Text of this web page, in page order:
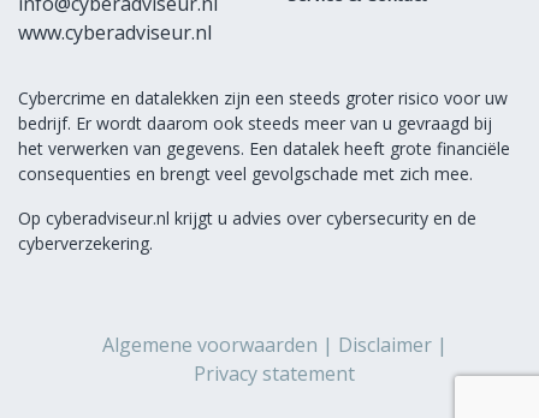
www.cyberadviseur.nl
Cybercrime en datalekken zijn een steeds groter risico voor uw
bedrijf. Er wordt daarom ook steeds meer van u gevraagd bij
het verwerken van gegevens. Een datalek heeft grote financiële
consequenties en brengt veel gevolgschade met zich mee.
Op cyberadviseur.nl krijgt u advies over cybersecurity en de
cyberverzekering.
Algemene voorwaarden
Disclaimer
Privacy statement